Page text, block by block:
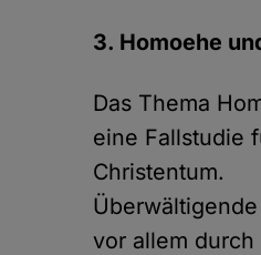
3. Homoehe
Das Thema
eine Fallstudie
Christentum.
vor allem